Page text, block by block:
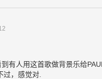
有人用这首歌做背景乐给
过，感觉对.